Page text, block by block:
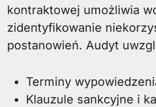
kontraktowej umożliwia
zidentyfikowanie
postanowień. Audyt
Terminy
Klauzule sankcyjne i